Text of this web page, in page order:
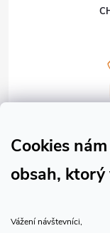
Cookies
obsah, ktorý
Vážení návštevníci,